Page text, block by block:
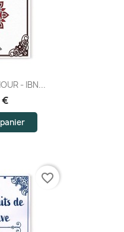
- IBN...
€
favorite_border